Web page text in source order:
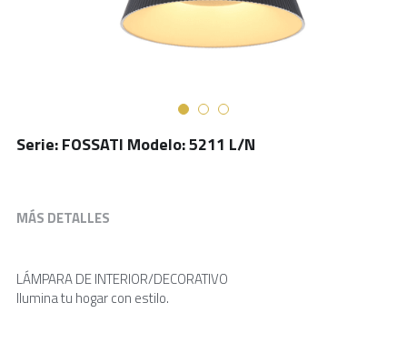
Serie: FOSSATI Modelo: 5211 L/N
MÁS DETALLES
LÁMPARA DE INTERIOR/DECORATIVO
Ilumina tu hogar con estilo.